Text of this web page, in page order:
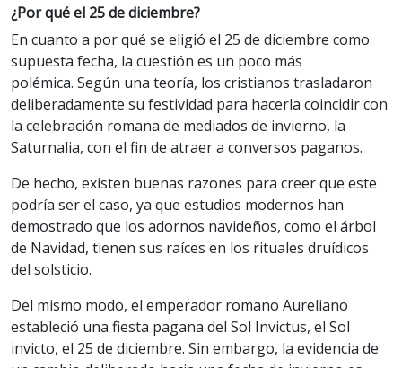
¿Por qué el 25 de diciembre?
En cuanto a por qué se eligió el 25 de diciembre como
supuesta fecha, la cuestión es un poco más
polémica. Según una teoría, los cristianos trasladaron
deliberadamente su festividad para hacerla coincidir con
la celebración romana de mediados de invierno, la
Saturnalia, con el fin de atraer a conversos paganos.
De hecho, existen buenas razones para creer que este
podría ser el caso, ya que estudios modernos han
demostrado que los adornos navideños, como el árbol
de Navidad, tienen sus raíces en los rituales druídicos
del solsticio.
Del mismo modo, el emperador romano Aureliano
estableció una fiesta pagana del Sol Invictus, el Sol
invicto, el 25 de diciembre. Sin embargo, la evidencia de